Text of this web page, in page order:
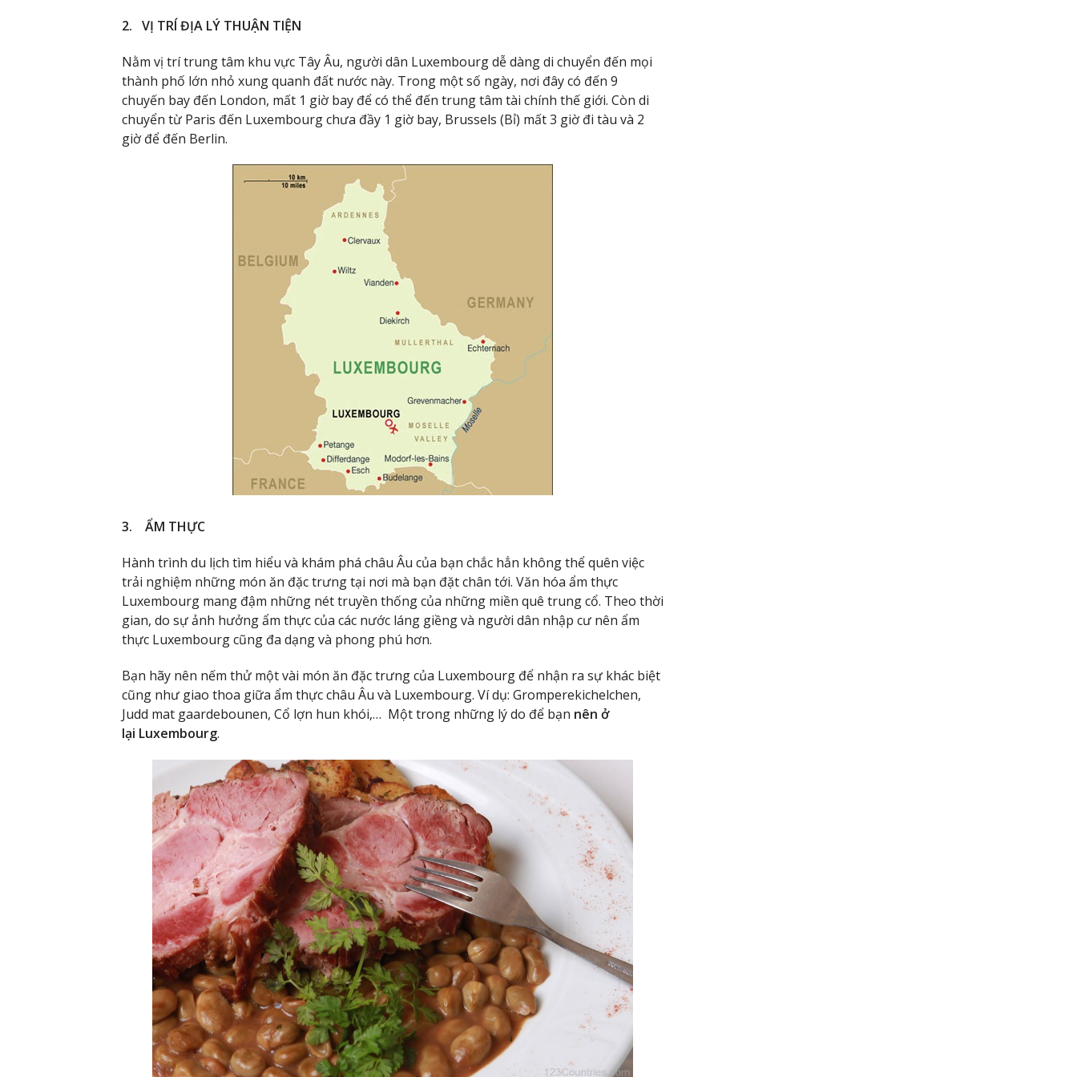
2. VỊ TRÍ ĐỊA LÝ THUẬN TIỆN
Nằm vị trí trung tâm khu vực Tây Âu, người dân Luxembourg dễ dàng di chuyển đến mọi
thành phố lớn nhỏ xung quanh đất nước này. Trong một số ngày, nơi đây có đến 9
chuyến bay đến London, mất 1 giờ bay để có thể đến trung tâm tài chính thế giới. Còn di
chuyển từ Paris đến Luxembourg chưa đầy 1 giờ bay, Brussels (Bỉ) mất 3 giờ đi tàu và 2
giờ để đến Berlin.
3. ẨM THỰC
Hành trình du lịch tìm hiểu và khám phá châu Âu của bạn chắc hẳn không thể quên việc
trải nghiệm những món ăn đặc trưng tại nơi mà bạn đặt chân tới. Văn hóa ẩm thực
Luxembourg mang đậm những nét truyền thống của những miền quê trung cổ. Theo thời
gian, do sự ảnh hưởng ẩm thực của các nước láng giềng và người dân nhập cư nên ẩm
thực Luxembourg cũng đa dạng và phong phú hơn.
Bạn hãy nên nếm thử một vài món ăn đặc trưng của Luxembourg để nhận ra sự khác biệt
cũng như giao thoa giữa ẩm thực châu Âu và Luxembourg. Ví dụ: Gromperekichelchen,
Judd mat gaardebounen, Cổ lợn hun khói,… Một trong những lý do để bạn nên ở
lại Luxembourg.